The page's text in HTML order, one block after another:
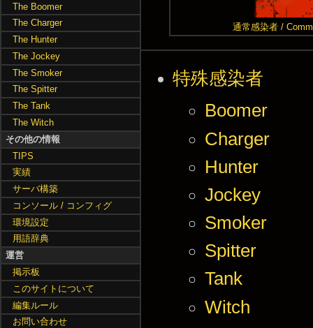
通常感染者 /
特殊感染者
Boomer
Charger
Hunter
Jockey
Smoker
Spitter
Tank
Witch
The Boomer
The Charger
The Hunter
The Jockey
The Smoker
The Spitter
The Tank
The Witch
その他の情報
TIPS
実績
サーバ構築
コンソール / コンフィグ
環境設定
用語辞典
運営
掲示板
このサイトについて
編集ルール
お問い合わせ